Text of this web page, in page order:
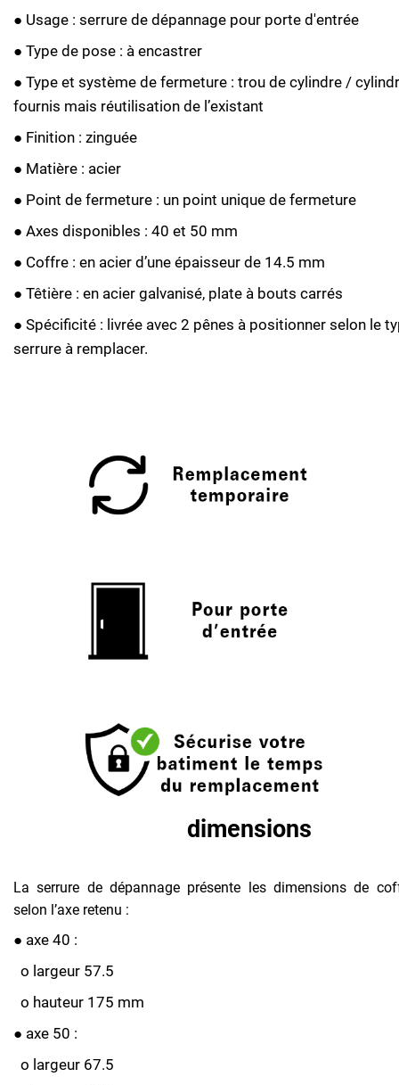
● Usage : serrure de dépannage pour porte d'entrée
● Type de pose : à encastrer
● Type et système de fermeture : trou de cylindre /
fournis mais réutilisation de l’existant
● Finition : zinguée
● Matière : acier
● Point de fermeture : un point unique de fermeture
● Axes disponibles : 40 et 50 mm
● Coffre : en acier d’une épaisseur de 14.5 mm
● Têtière : en acier galvanisé, plate à bouts carrés
● Spécificité : livrée avec 2 pênes à positionner selon le
serrure à remplacer.
dimensions
La serrure de dépannage présente les dimensions de
selon l’axe retenu :
● axe 40 :
o largeur 57.5
o hauteur 175 mm
● axe 50 :
o largeur 67.5